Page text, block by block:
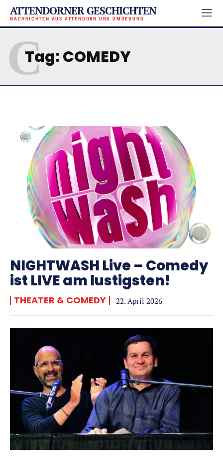
ATTENDORNER GESCHICHTEN
NACHRICHTEN AUS ATTENDORN UND UMGEBUNG
Tag:COMEDY
C
NIGHTWASH Live – Comedy
ist LIVE am lustigsten!
THEATER & COMEDY 22. April 2026